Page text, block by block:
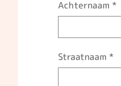
Achternaam *
Straatnaam *